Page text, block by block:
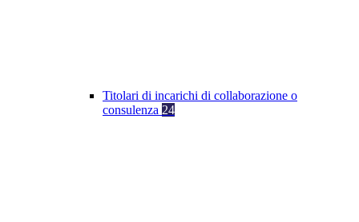
Titolari di incarichi di collaborazione o
consulenza 24